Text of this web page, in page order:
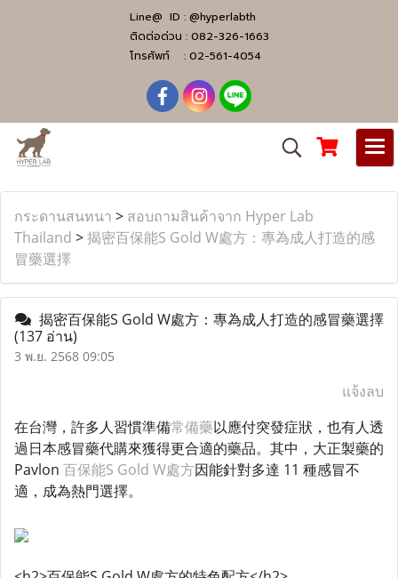
Line@ ID : @hyperlabth
ติดต่อด่วน : 082-326-1663
โทรศัพท์ : 02-561-4054
กระดานสนทนา > สอบถามสินค้าจาก Hyper Lab
Thailand >揭密百保能S Gold W處方：專為成人打造的感
冒藥選擇
揭密百保能S Gold W處方：專為成人打造的感冒藥選擇
(137 อ่าน)
3 พ.ย. 2568 09:05
แจ้งลบ
在台灣，許多人習慣準備常備藥以應付突發症狀，也有人透
過日本感冒藥代購來獲得更合適的藥品。其中，大正製藥的
Pavlon 百保能S Gold W處方因能針對多達 11 種感冒不
適，成為熱門選擇。